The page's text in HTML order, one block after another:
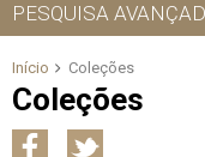
PESQUISA
Início Coleções
Coleções